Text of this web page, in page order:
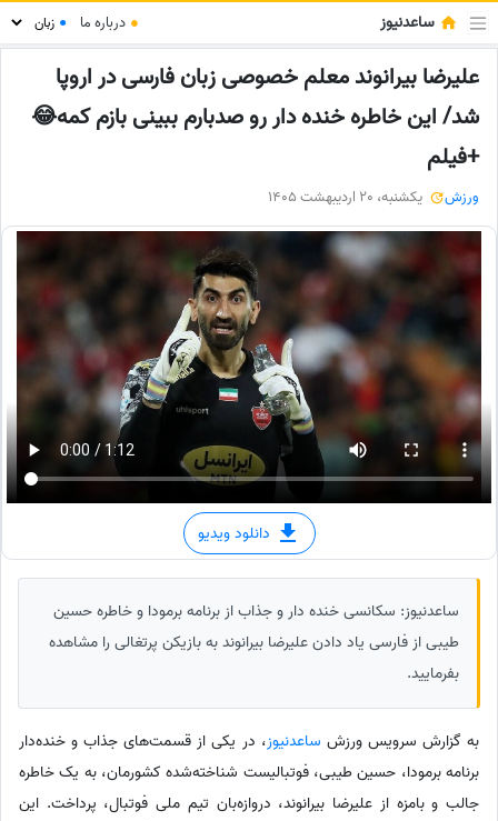
ساعدنیوز ● درباره ما ●
علیرضا بیرانوند معلم خصوصی زبان فارسی در اروپا
شد/ این خاطره خنده دار رو صدبارم ببینی بازم کمه😂
+فیلم
ورزش یکشنبه، 20 اردیبهشت 1405
دانلود ویدیو
ساعدنیوز: سکانسی خنده دار و جذاب از برنامه برمودا و خاطره حسین
طیبی از فارسی یاد دادن علیرضا بیرانوند به بازیکن پرتغالی را مشاهده
بفرمایید.
به گزارش سرویس ورزش ساعدنیوز، در یکی از قسمت‌های جذاب و خنده‌دار
برنامه برمودا، حسین طیبی، فوتبالیست شناخته‌شده کشورمان، به یک خاطره
جالب و بامزه از علیرضا بیرانوند، دروازه‌بان تیم ملی فوتبال، پرداخت. این